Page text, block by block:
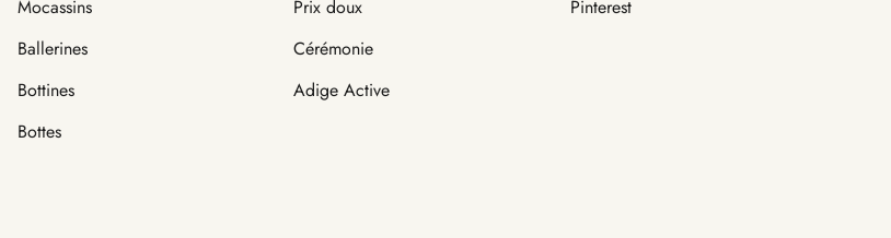
Mocassins
Ballerines
Bottines
Bottes
Prix doux
Cérémonie
Adige Active
Pinterest